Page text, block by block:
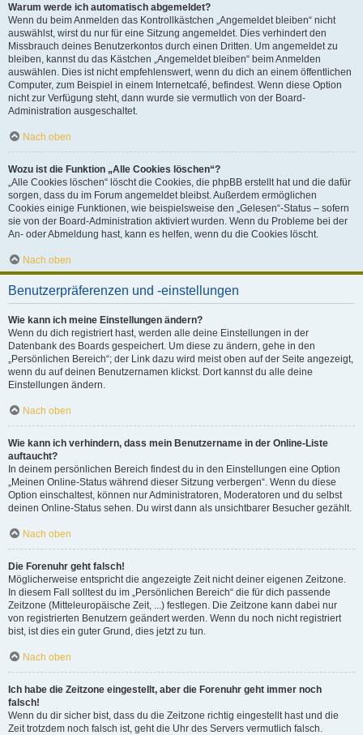
Warum werde ich automatisch abgemeldet?
Wenn du beim Anmelden das Kontrollkästchen „Angemeldet bleiben“ nicht
auswählst, wirst du nur für eine Sitzung angemeldet. Dies verhindert den
Missbrauch deines Benutzerkontos durch einen Dritten. Um angemeldet zu
bleiben, kannst du das Kästchen „Angemeldet bleiben“ beim Anmelden
auswählen. Dies ist nicht empfehlenswert, wenn du dich an einem öffentlichen
Computer, zum Beispiel in einem Internetcafé, befindest. Wenn diese Option
nicht zur Verfügung steht, dann wurde sie vermutlich von der Board-
Administration ausgeschaltet.
Nach oben
Wozu ist die Funktion „Alle Cookies löschen“?
„Alle Cookies löschen“ löscht die Cookies, die phpBB erstellt hat und die dafür
sorgen, dass du im Forum angemeldet bleibst. Außerdem ermöglichen
Cookies einige Funktionen, wie beispielsweise den „Gelesen“-Status – sofern
sie von der Board-Administration aktiviert wurden. Wenn du Probleme bei der
An- oder Abmeldung hast, kann es helfen, wenn du die Cookies löscht.
Nach oben
Benutzerpräferenzen und -einstellungen
Wie kann ich meine Einstellungen ändern?
Wenn du dich registriert hast, werden alle deine Einstellungen in der
Datenbank des Boards gespeichert. Um diese zu ändern, gehe in den
„Persönlichen Bereich“; der Link dazu wird meist oben auf der Seite angezeigt,
wenn du auf deinen Benutzernamen klickst. Dort kannst du alle deine
Einstellungen ändern.
Nach oben
Wie kann ich verhindern, dass mein Benutzername in der Online-Liste
auftaucht?
In deinem persönlichen Bereich findest du in den Einstellungen eine Option
„Meinen Online-Status während dieser Sitzung verbergen“. Wenn du diese
Option einschaltest, können nur Administratoren, Moderatoren und du selbst
deinen Online-Status sehen. Du wirst dann als unsichtbarer Besucher gezählt.
Nach oben
Die Forenuhr geht falsch!
Möglicherweise entspricht die angezeigte Zeit nicht deiner eigenen Zeitzone.
In diesem Fall solltest du im „Persönlichen Bereich“ die für dich passende
Zeitzone (Mitteleuropäische Zeit, ...) festlegen. Die Zeitzone kann dabei nur
von registrierten Benutzern geändert werden. Wenn du noch nicht registriert
bist, ist dies ein guter Grund, dies jetzt zu tun.
Nach oben
Ich habe die Zeitzone eingestellt, aber die Forenuhr geht immer noch
falsch!
Wenn du dir sicher bist, dass du die Zeitzone richtig eingestellt hast und die
Zeit trotzdem noch falsch ist, geht die Uhr des Servers vermutlich falsch.